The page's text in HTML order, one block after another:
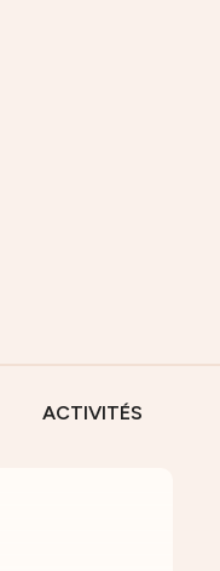
ACTIVITÉS